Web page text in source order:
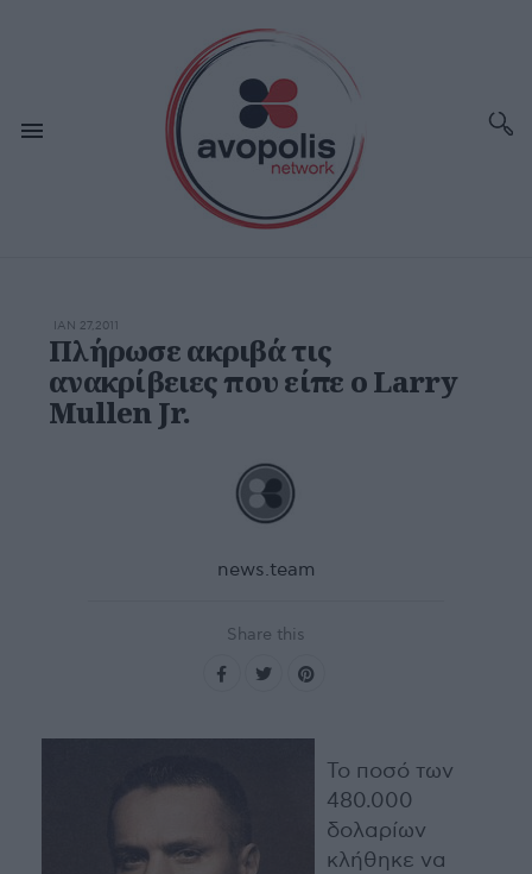
ΙΑΝ 27,2011
Πλήρωσε ακριβά τις
ανακρίβειες που είπε ο Larry
Mullen Jr.
news.team
Share this
To ποσό των
480.000
δολαρίων
κλήθηκε να